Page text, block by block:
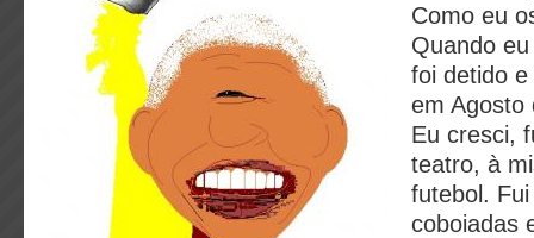
Como eu
Quando
foi detido
em Agosto
Eu cresci,
teatro, à
futebol.
coboiadas